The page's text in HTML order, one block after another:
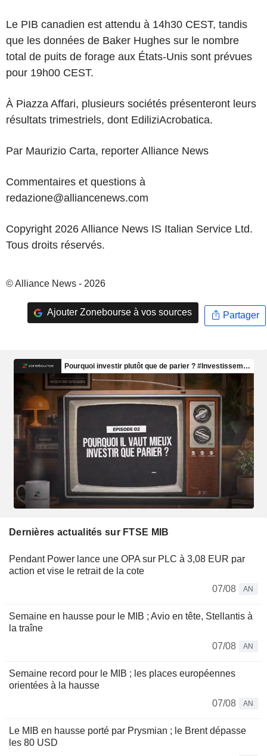
Le PIB canadien est attendu à 14h30 CEST, tandis
que les données de Baker Hughes sur le nombre
total de puits de forage aux États-Unis sont prévues
pour 19h00 CEST.
À Piazza Affari, plusieurs sociétés présenteront leurs
résultats trimestriels, dont EdiliziAcrobatica.
Par Maurizio Carta, reporter Alliance News
Commentaires et questions à
redazione@alliancenews.com
Copyright 2026 Alliance News IS Italian Service Ltd.
Tous droits réservés.
© Alliance News - 2026
Ajouter Zonebourse à vos sources Partager
Dernières actualités sur FTSE MIB
Pendant Power lance une OPA sur PLC à 3,08 EUR par
action et vise le retrait de la cote
07/08
AN
Semaine en hausse pour le MIB ; Avio en tête, Stellantis à
la traîne
07/08
AN
Semaine record pour le MIB ; les places européennes
orientées à la hausse
07/08
AN
Le MIB en hausse porté par Prysmian ; le Brent dépasse
les 80 USD